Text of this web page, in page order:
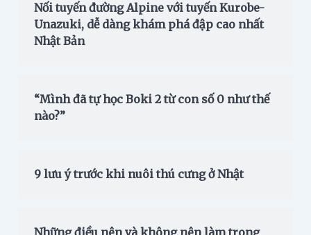
Nối tuyến đường Alpine với tuyến Kurobe-
Unazuki, dễ dàng khám phá đập cao nhất
Nhật Bản
“Mình đã tự học Boki 2 từ con số 0 như thế
nào?”
9 lưu ý trước khi nuôi thú cưng ở Nhật